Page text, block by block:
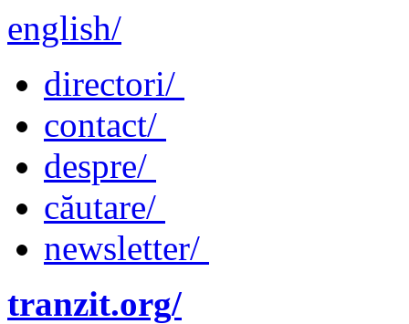
english/
directori/
contact/
despre/
căutare/
newsletter/
tranzit.org/